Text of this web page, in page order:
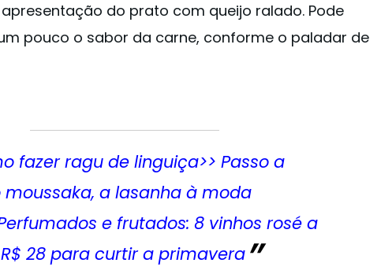
apresentação do prato com queijo ralado. Pode
pouco o sabor da carne, conforme o paladar de
fazer ragu de linguiça>> Passo a
moussaka, a lasanha à moda
e frutados: 8 vinhos rosé a
28 para curtir a primavera